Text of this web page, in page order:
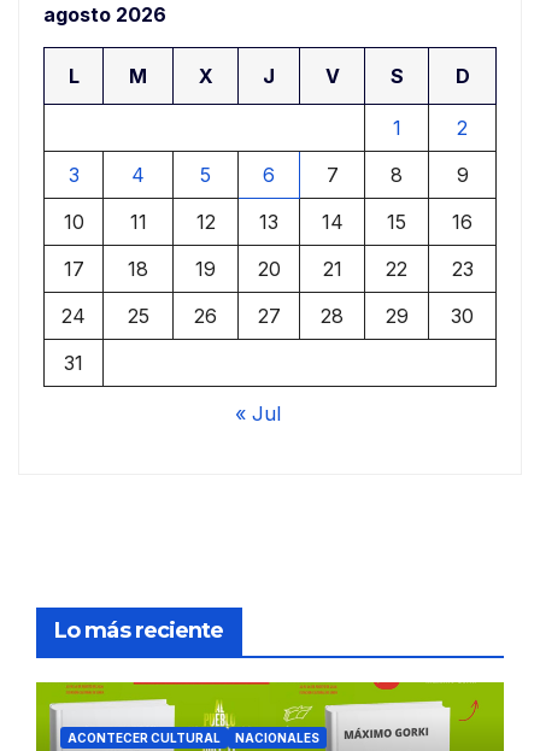
agosto 2026
L M X J V S D
1
2
3
4 5 6 7 8
9
10
11 12 13 14 15
16
17
18 19 20 21 22
23
24
25 26 27 28 29
30
31
« Jul
Lo más reciente
ACONTECER CULTURAL NACIONALES